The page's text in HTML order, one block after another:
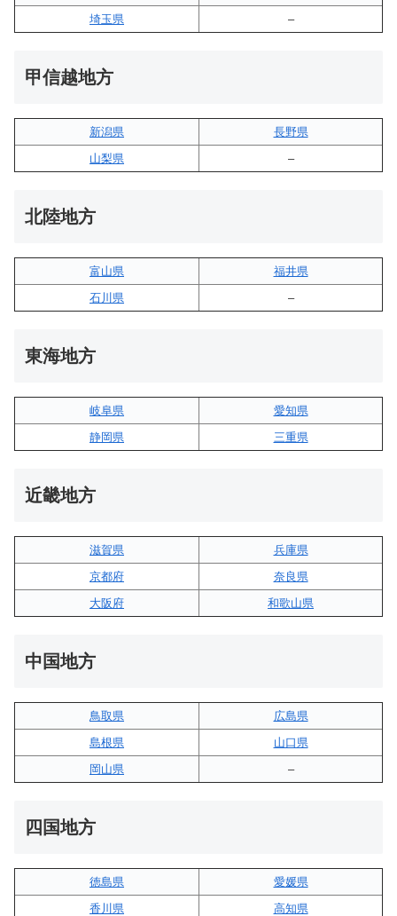
埼玉県
–
甲信越地方
新潟県
長野県
山梨県
–
北陸地方
富山県
福井県
石川県
–
東海地方
岐阜県
愛知県
静岡県
三重県
近畿地方
滋賀県
兵庫県
京都府
奈良県
大阪府
和歌山県
中国地方
鳥取県
広島県
島根県
山口県
岡山県
–
四国地方
徳島県
愛媛県
香川県
高知県